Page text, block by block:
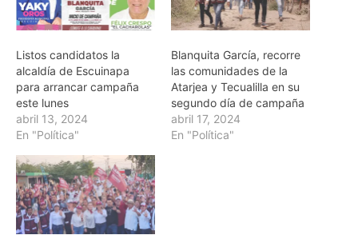
Listos candidatos la
alcaldía de Escuinapa
para arrancar campaña
este lunes
abril 13, 2024
En "Política"
Blanquita García, recorre
las comunidades de la
Atarjea y Tecualilla en su
segundo día de campaña
abril 17, 2024
En "Política"